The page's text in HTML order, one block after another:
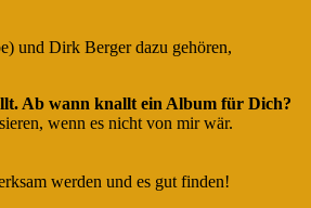
und Dirk Berger dazu gehören,
Ab wann knallt ein Album für Dich?
wenn es nicht von mir wär.
werden und es gut finden!